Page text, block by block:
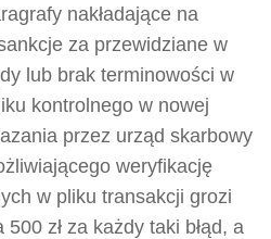
nakładające na
za przewidziane w
lub brak terminowości w
kontrolnego w nowej
przez urząd skarbowy
weryfikację
w pliku transakcji grozi
zł za każdy taki błąd, a